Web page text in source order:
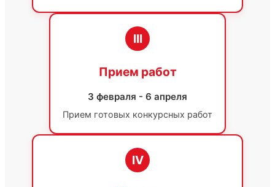
III
Прием работ
3 февраля - 6 апреля
Прием готовых конкурсных работ
IV